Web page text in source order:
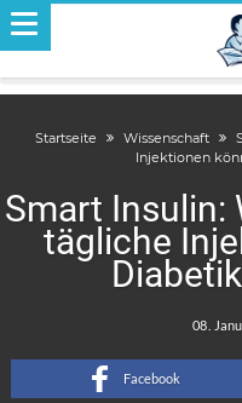
Startseite Wissenschaft
Injektionen
Smart Insulin:
tägliche
Facebook